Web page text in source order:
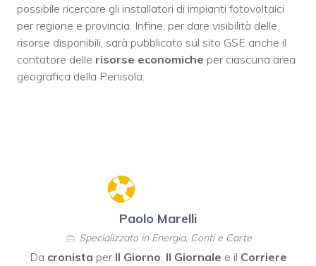
possibile ricercare gli installatori di impianti fotovoltaici
per regione e provincia. Infine, per dare visibilità delle
risorse disponibili, sarà pubblicato sul sito GSE anche il
contatore delle risorse economiche per ciascuna area
geografica della Penisola.
Paolo Marelli
Specializzato in Energia, Conti e Carte
Da cronista per Il Giorno, Il Giornale e il Corriere